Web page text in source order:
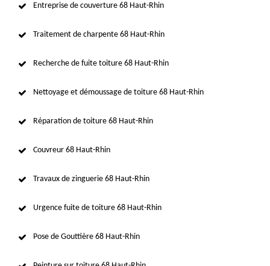
Entreprise de couverture 68 Haut-Rhin
Traitement de charpente 68 Haut-Rhin
Recherche de fuite toiture 68 Haut-Rhin
Nettoyage et démoussage de toiture 68 Haut-Rhin
Réparation de toiture 68 Haut-Rhin
Couvreur 68 Haut-Rhin
Travaux de zinguerie 68 Haut-Rhin
Urgence fuite de toiture 68 Haut-Rhin
Pose de Gouttière 68 Haut-Rhin